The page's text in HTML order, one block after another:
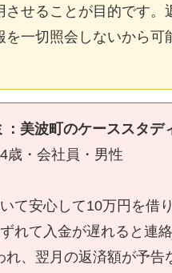
させることが目的です
一切照会しないから可
美波町のケーススタデ
歳・会社員・男性
いて安心して10万円を借
れて入金が遅れると連
れ、翌月の返済額が予